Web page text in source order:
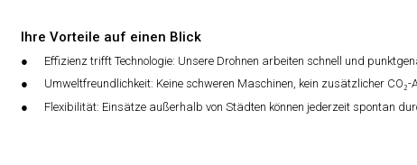
Ihre Vorteile auf einen Blick
Effizienz trifft Technologie: Unsere Drohnen arbeiten schnell und
Umweltfreundlichkeit: Keine schweren Maschinen, kein zusätzlicher
Flexibilität: Einsätze außerhalb von Städten können jederzeit spontan